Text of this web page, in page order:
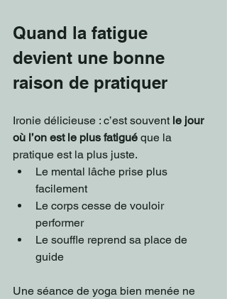
Quand la fatigue
devient une bonne
raison de pratiquer
Ironie délicieuse : c’est souvent le jour
où l’on est le plus fatigué que la
pratique est la plus juste.
Le mental lâche prise plus
facilement
Le corps cesse de vouloir
performer
Le souffle reprend sa place de
guide
Une séance de yoga bien menée ne